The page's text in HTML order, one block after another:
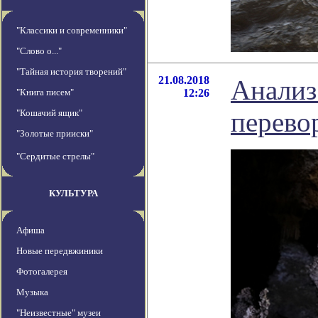
"Классики и современники"
"Слово о..."
"Тайная история творений"
"Книга писем"
"Кошачий ящик"
"Золотые прииски"
"Сердитые стрелы"
КУЛЬТУРА
Афиша
Новые передвжиники
Фотогалерея
Музыка
"Неизвестные" музеи
21.08.2018
12:26